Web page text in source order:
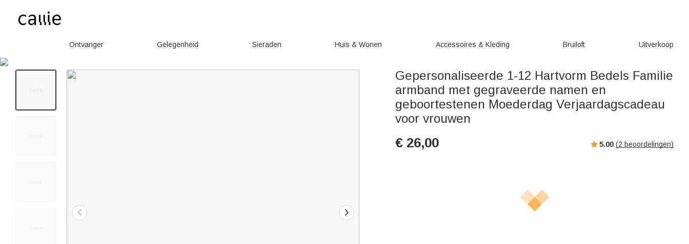
Ontvanger Gelegenheid Sieraden Huis & Wonen Accessoires & Kleding Bruiloft Uitverkoop
Gepersonaliseerde 1-12 Hartvorm Bedels Familie
armband met gegraveerde namen en
geboortestenen Moederdag Verjaardagscadeau
voor vrouwen
€ 26,00 5.00 (2 beoordelingen)